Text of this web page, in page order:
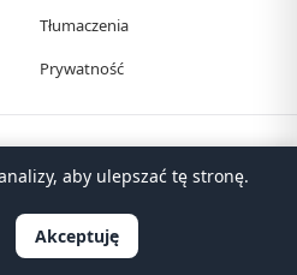
Tłumaczenia
Prywatność
DeutschEspañolFrançais Italiano
aby ulepszać tę stronę.
Akceptuję